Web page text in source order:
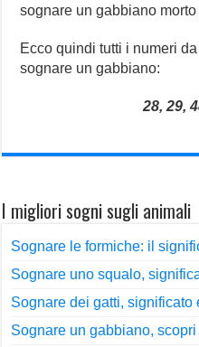
sognare un gabbiano morto
Ecco quindi tutti i numeri
sognare un gabbiano:
28, 29,
I migliori sogni sugli animali
Sognare le formiche: il
Sognare uno squalo,
Sognare dei gatti,
Sognare un gabbiano,